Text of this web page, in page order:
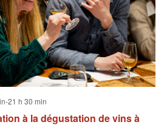
à la dégustation de vins à
-21 h 30 min